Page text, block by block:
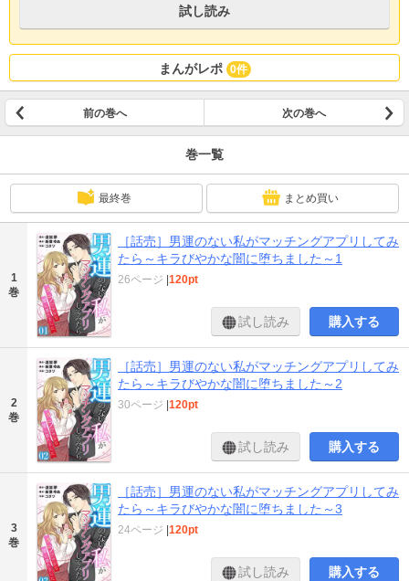
試し読み
まんがレポ 0件
前の巻へ 次の巻へ
巻一覧
最終巻 まとめ買い
1
巻
［話売］男運のない私がマッチングアプリしてみ
たら～キラびやかな闇に堕ちました～1
26ページ |120pt
試し読み 購入する
2
巻
［話売］男運のない私がマッチングアプリしてみ
たら～キラびやかな闇に堕ちました～2
30ページ |120pt
試し読み 購入する
3
巻
［話売］男運のない私がマッチングアプリしてみ
たら～キラびやかな闇に堕ちました～3
24ページ |120pt
試し読み 購入する